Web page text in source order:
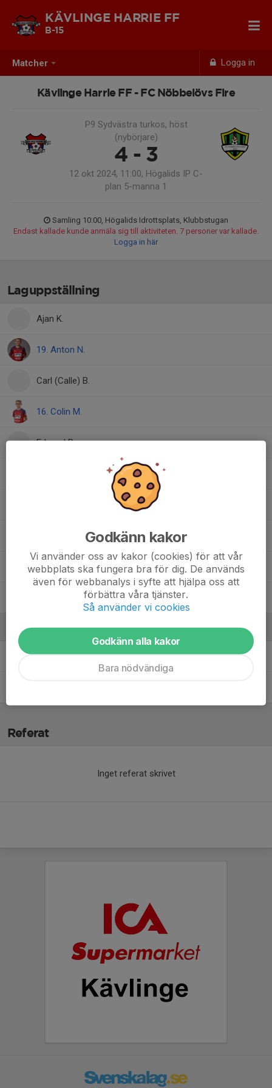
Matcher Logga in
KÄVLINGE HARRIE FF
B-15
Kävlinge Harrie FF - FC Nöbbelövs Fire
P9 Sydvästra turkos, höst
(nybörjare)
4 - 3
12 okt 2024, 11:00, Högalids IP C-
plan 5-manna 1
Samling 10:00, Högalids Idrottsplats, Klubbstugan
Endast kallade kunde anmäla sig till aktiviteten. 7 personer var kallade.
Logga in här
Laguppställning
Ajan K.
19. Anton N.
Carl (Calle) B.
16. Colin M.
Edward P.
Victor O.
17. Wilhelm S.
Ledare
Fredrik NilssonTränare
Referat
Inget referat skrivet
Godkänn kakor
Vi använder oss av kakor (cookies) för att vår
webbplats ska fungera bra för dig. De används
även för webbanalys i syfte att hjälpa oss att
förbättra våra tjänster.
Så använder vi cookies
Godkänn alla kakor
Bara nödvändiga